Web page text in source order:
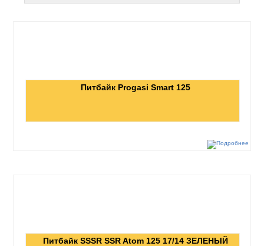
Питбайк Progasi Smart 125
Питбайк SSSR SSR Atom 125 17/14 ЗЕЛЕНЫЙ